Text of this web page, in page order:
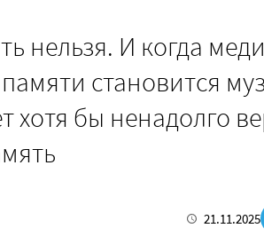
нельзя. И когда
становится
хотя бы ненадолго
21.11.2025